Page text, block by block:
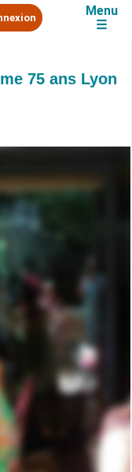
Menu
☰
75 ans Lyon